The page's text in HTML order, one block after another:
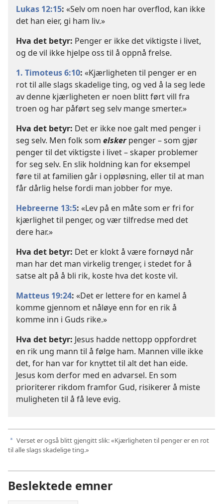
Lukas 12:15: «Selv om noen har overflod, kan ikke
det han eier, gi ham liv.»
Hva det betyr: Penger er ikke det viktigste i livet,
og de vil ikke hjelpe oss til å oppnå frelse.
1. Timoteus 6:10: «Kjærligheten til penger er en
rot til alle slags skadelige ting, og ved å la seg lede
av denne kjærligheten er noen blitt ført vill fra
troen og har påført seg selv mange smerter.»
Hva det betyr: Det er ikke noe galt med penger i
seg selv. Men folk som elskerpenger – som gjør
penger til det viktigste i livet – skaper problemer
for seg selv. En slik holdning kan for eksempel
føre til at familien går i oppløsning, eller til at man
får dårlig helse fordi man jobber for mye.
Hebreerne 13:5: «Lev på en måte som er fri for
kjærlighet til penger, og vær tilfredse med det
dere har.»
Hva det betyr: Det er klokt å være fornøyd når
man har det man virkelig trenger, i stedet for å
satse alt på å bli rik, koste hva det koste vil.
Matteus 19:24: «Det er lettere for en kamel å
komme gjennom et nåløye enn for en rik å
komme inn i Guds rike.»
Hva det betyr: Jesus hadde nettopp oppfordret
en rik ung mann til å følge ham. Mannen ville ikke
det, for han var for knyttet til alt det han eide.
Jesus kom derfor med en advarsel. En som
prioriterer rikdom framfor Gud, risikerer å miste
muligheten til å få leve evig.
a Verset er også blitt gjengitt slik: «Kjærligheten til penger er en rot
til alle slags skadelige ting.»
Beslektede emner